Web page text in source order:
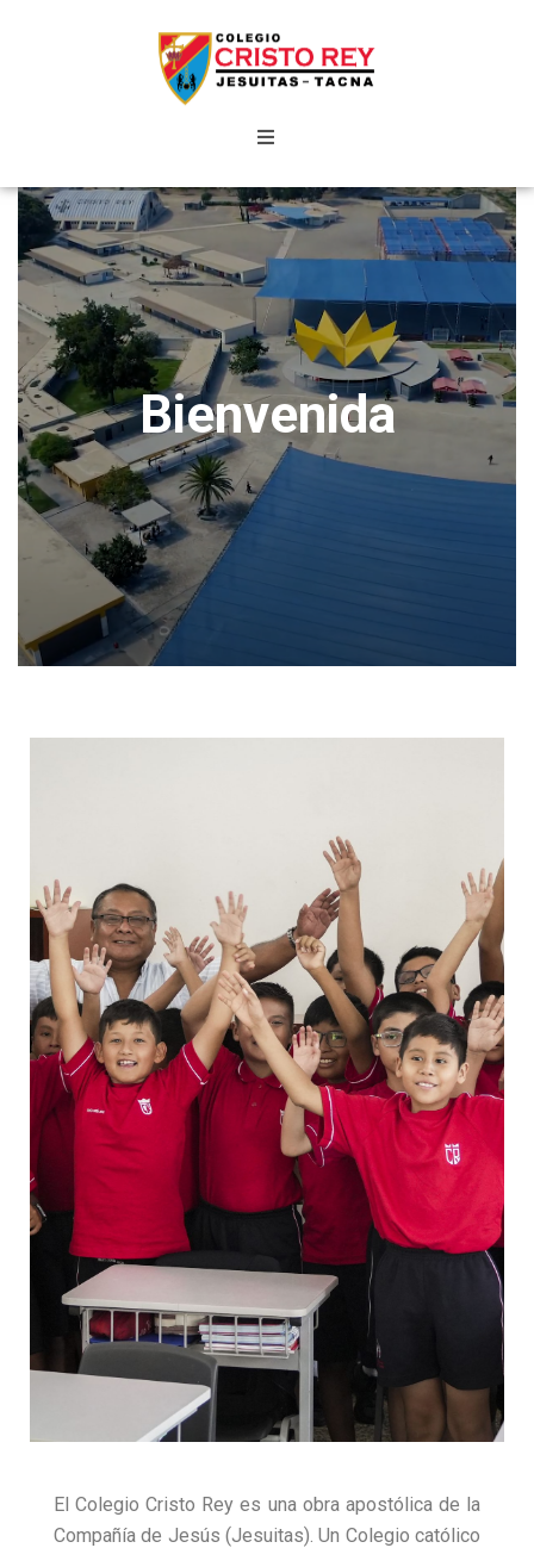
Bienvenida
El Colegio Cristo Rey es una obra apostólica de la
Compañía de Jesús (Jesuitas). Un Colegio católico